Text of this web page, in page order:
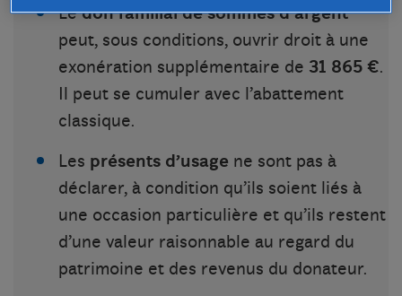
Ledon familial de sommes d’argent
peut, sous conditions, ouvrir droit à une
exonération supplémentaire de 31 865 €.
Il peut se cumuler avec l’abattement
classique.
Les présents d’usage ne sont pas à
déclarer, à condition qu’ils soient liés à
une occasion particulière et qu’ils restent
d’une valeur raisonnable au regard du
patrimoine et des revenus du donateur.